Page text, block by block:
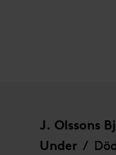
J. Olssons
Under /